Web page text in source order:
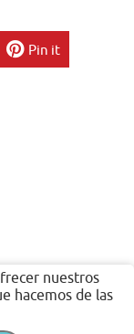
nuestros
hacemos de las
Pin it